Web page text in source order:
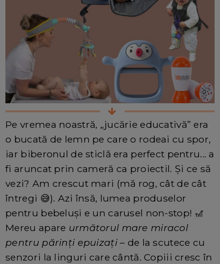
Pe vremea noastră, „jucărie educativă” era
o bucată de lemn pe care o rodeai cu spor,
iar biberonul de sticlă era perfect pentru... a
fi aruncat prin cameră ca proiectil. Și ce să
vezi? Am crescut mari (mă rog, cât de cât
întregi 😅). Azi însă, lumea produselor
pentru bebeluși e un carusel non-stop! 🎢
Mereu apare următorul mare miracol
pentru părinți epuizați– de la scutece cu
senzori la linguri care cântă. Copiii cresc în